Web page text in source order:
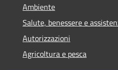
Ambiente
Salute, benessere e
Autorizzazioni
Agricoltura e pesca